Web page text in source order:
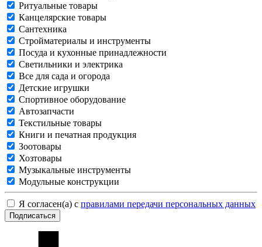
Ритуальные товары
Канцелярские товары
Сантехника
Стройматериалы и инструменты
Посуда и кухонные принадлежности
Светильники и электрика
Все для сада и огорода
Детские игрушки
Спортивное оборудование
Автозапчасти
Текстильные товары
Книги и печатная продукция
Зоотовары
Хозтовары
Музыкальные инструменты
Модульные конструкции
Я согласен(а) с правилами передачи персональных данных
Подписаться